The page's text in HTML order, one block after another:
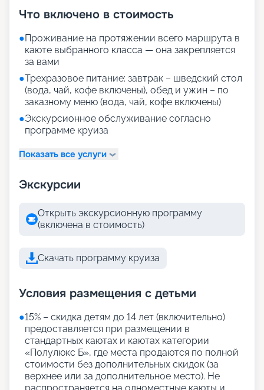
Что включено в стоимость
●Проживание на протяжении всего маршрута в
каюте выбранного класса — она закрепляется
за вами
●Трехразовое питание: завтрак – шведский стол
(вода, чай, кофе включены), обед и ужин – по
заказному меню (вода, чай, кофе включены)
●Экскурсионное обслуживание согласно
программе круиза
Показать все услуги
Экскурсии
Открыть экскурсионную программу
(включена в стоимость)
Скачать программу круиза
Условия размещения с детьми
●15% – скидка детям до 14 лет (включительно)
предоставляется при размещении в
стандартных каютах и каютах категории
«Полулюкс Б», где места продаются по полной
стоимости без дополнительных скидок (за
верхнее или за дополнительное место). Не